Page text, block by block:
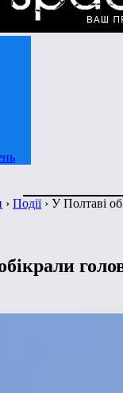
› Події› У Полтаві